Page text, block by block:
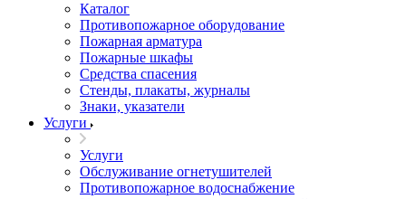
Каталог
Противопожарное оборудование
Пожарная арматура
Пожарные шкафы
Средства спасения
Стенды, плакаты, журналы
Знаки, указатели
Услуги
Услуги
Обслуживание огнетушителей
Противопожарное водоснабжение